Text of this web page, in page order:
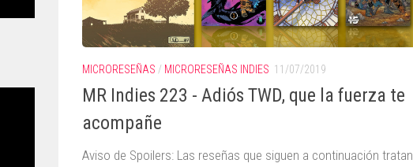
MICRORESEÑAS / MICRORESEÑAS INDIES 11/07/2019
MR Indies 223 - Adiós TWD, que la fuerza te
acompañe
Aviso de Spoilers: Las reseñas que siguen a continuación tratan